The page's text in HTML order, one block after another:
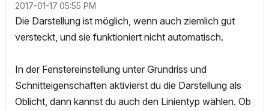
‎2017-01-17 05:55 PM
Die Darstellung ist möglich, wenn auch ziemlich gut
versteckt, und sie funktioniert nicht automatisch.
In der Fenstereinstellung unter Grundriss und
Schnitteigenschaften aktivierst du die Darstellung als
Oblicht, dann kannst du auch den Linientyp wählen. Ob